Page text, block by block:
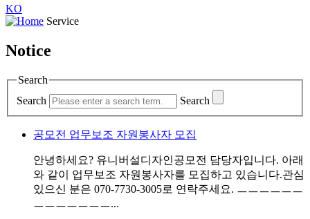
KO
Service
Notice
Search
Search
Search
공모전 업무보조 자원봉사자 모집
안녕하세요? 유니버설디자인공모전 담당자입니다. 아래
와 같이 업무보조 자원봉사자를 모집하고 있습니다.관심
있으신 분은 070-7730-3005로 연락주세요. ㅡㅡㅡㅡㅡㅡ
ㅡㅡㅡㅡㅡㅡㅡ...